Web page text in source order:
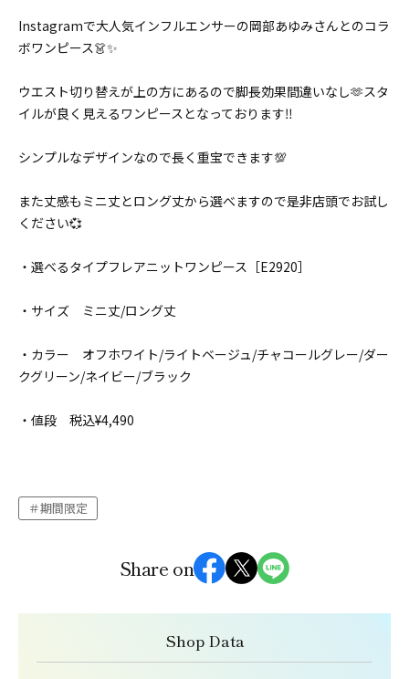
Instagramで大人気インフルエンサーの岡部あゆみさんとのコラ
ボワンピース👗✨
ウエスト切り替えが上の方にあるので脚長効果間違いなし🫶スタ
イルが良く見えるワンピースとなっております‼️
シンプルなデザインなので長く重宝できます💯
また丈感もミニ丈とロング丈から選べますので是非店頭でお試し
ください💞
・選べるタイプフレアニットワンピース［E2920］
・サイズ ミニ丈/ロング丈
・カラー オフホワイト/ライトベージュ/チャコールグレー/ダー
クグリーン/ネイビー/ブラック
・値段 税込¥4,490
期間限定
Share on
Shop Data